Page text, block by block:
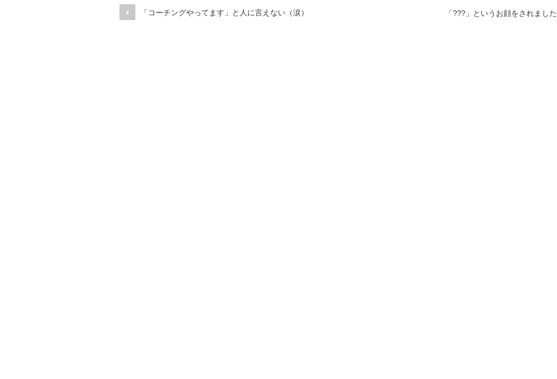
「コーチングやってます」と人に言えない（涙） 「???」というお顔をされました